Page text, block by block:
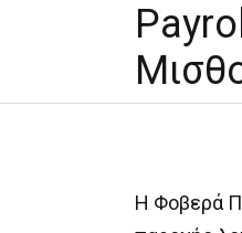
Η Φοβερά